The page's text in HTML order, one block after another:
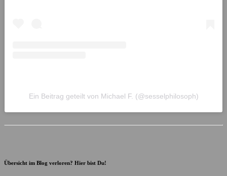
Ein Beitrag geteilt von Michael F. (@sesselphilosoph)
Übersicht im Blog verloren? Hier bist Du!